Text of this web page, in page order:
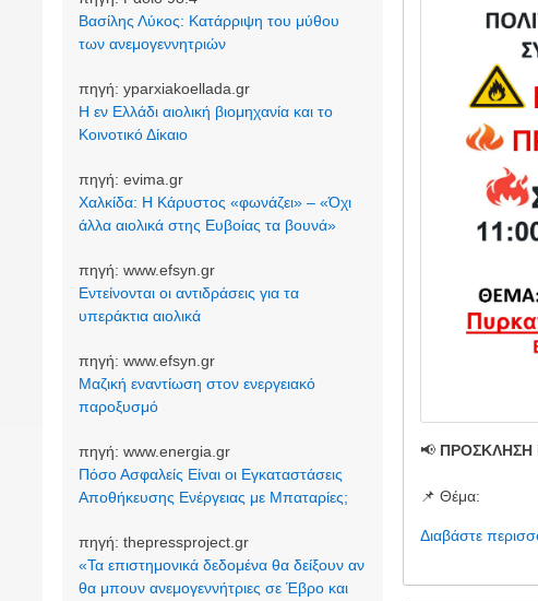
📢 ΠΡΟΣΚΛΗΣΗ
📌 Θέμα:
Διαβάστε
Βασίλης Λύκος: Κατάρριψη του μύθου
των ανεμογεννητριών
πηγή: yparxiakoellada.gr
Η εν Ελλάδι αιολική βιομηχανία και το
Κοινοτικό Δίκαιο
πηγή: evima.gr
Χαλκίδα: Η Κάρυστος «φωνάζει» – «Όχι
άλλα αιολικά στης Ευβοίας τα βουνά»
πηγή: www.efsyn.gr
Εντείνονται οι αντιδράσεις για τα
υπεράκτια αιολικά
πηγή: www.efsyn.gr
Μαζική εναντίωση στον ενεργειακό
παροξυσμό
πηγή: www.energia.gr
Πόσο Ασφαλείς Είναι οι Εγκαταστάσεις
Αποθήκευσης Ενέργειας με Μπαταρίες;
πηγή: thepressproject.gr
«Τα επιστημονικά δεδομένα θα δείξουν αν
θα μπουν ανεμογεννήτριες σε Έβρο και